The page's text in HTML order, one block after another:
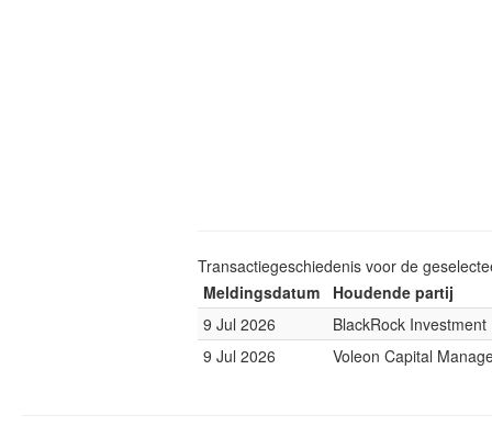
Transactiegeschiedenis voor de
Meldingsdatum
Houdende partij
9 Jul 2026
BlackRock
9 Jul 2026
Voleon Capital